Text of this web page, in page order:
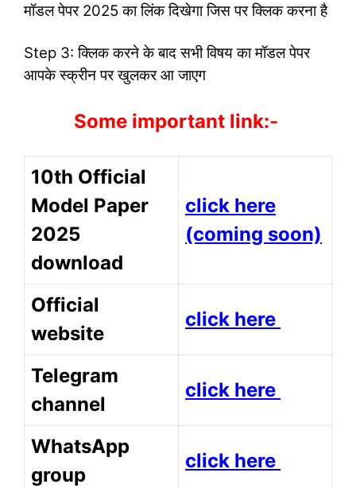
मॉडल पेपर 2025 का लिंक दिखेगा जिस पर क्लिक करना है
Step 3: क्लिक करने के बाद सभी विषय का मॉडल पेपर
आपके स्क्रीन पर खुलकर आ जाएग
Some important link:-
10th Official
Model Paper
2025
download
click here
(coming soon)
Official
website
click here
Telegram
channel
click here
WhatsApp
group
click here